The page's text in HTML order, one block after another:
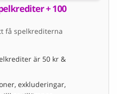
+ 100
få spelkrediterna
är 50 kr &
exkluderingar,